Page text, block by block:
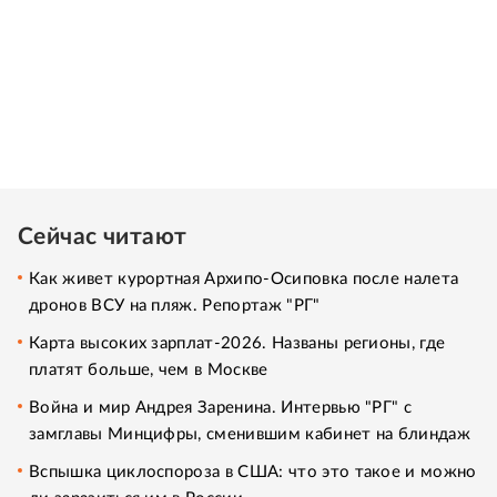
Сейчас читают
Как живет курортная Архипо-Осиповка после налета
дронов ВСУ на пляж. Репортаж "РГ"
Карта высоких зарплат-2026. Названы регионы, где
платят больше, чем в Москве
Война и мир Андрея Заренина. Интервью "РГ" с
замглавы Минцифры, сменившим кабинет на блиндаж
Вспышка циклоспороза в США: что это такое и можно